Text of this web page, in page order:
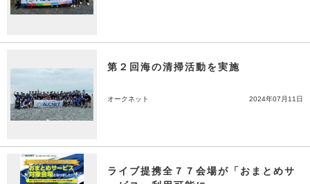
第２回海の清掃活動を実施
オークネット 2024年07月11日
ライブ提携全７７会場が「おまとめサ